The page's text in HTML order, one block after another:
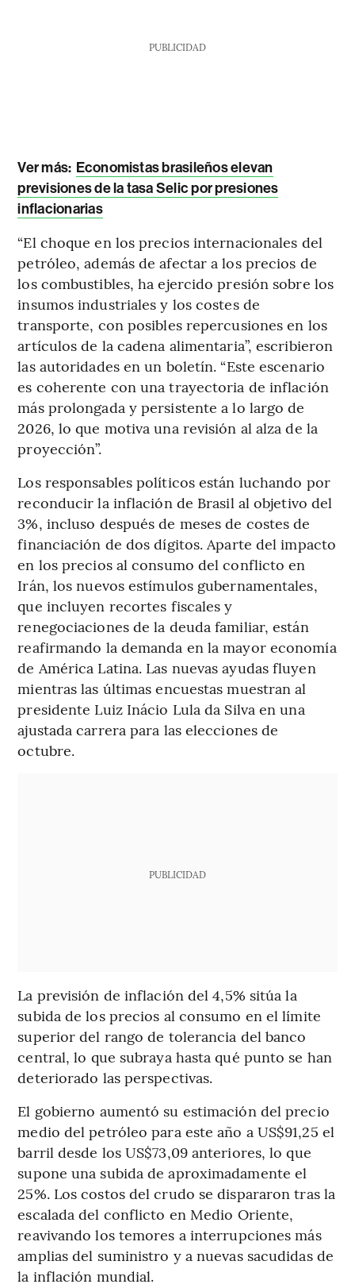
PUBLICIDAD
Ver más: Economistas brasileños elevan
previsiones de la tasa Selic por presiones
inflacionarias
“El choque en los precios internacionales del
petróleo, además de afectar a los precios de
los combustibles, ha ejercido presión sobre los
insumos industriales y los costes de
transporte, con posibles repercusiones en los
artículos de la cadena alimentaria”, escribieron
las autoridades en un boletín. “Este escenario
es coherente con una trayectoria de inflación
más prolongada y persistente a lo largo de
2026, lo que motiva una revisión al alza de la
proyección”.
Los responsables políticos están luchando por
reconducir la inflación de Brasil al objetivo del
3%, incluso después de meses de costes de
financiación de dos dígitos. Aparte del impacto
en los precios al consumo del conflicto en
Irán, los nuevos estímulos gubernamentales,
que incluyen recortes fiscales y
renegociaciones de la deuda familiar, están
reafirmando la demanda en la mayor economía
de América Latina. Las nuevas ayudas fluyen
mientras las últimas encuestas muestran al
presidente Luiz Inácio Lula da Silva en una
ajustada carrera para las elecciones de
octubre.
PUBLICIDAD
La previsión de inflación del 4,5% sitúa la
subida de los precios al consumo en el límite
superior del rango de tolerancia del banco
central, lo que subraya hasta qué punto se han
deteriorado las perspectivas.
El gobierno aumentó su estimación del precio
medio del petróleo para este año a US$91,25 el
barril desde los US$73,09 anteriores, lo que
supone una subida de aproximadamente el
25%. Los costos del crudo se dispararon tras la
escalada del conflicto en Medio Oriente,
reavivando los temores a interrupciones más
amplias del suministro y a nuevas sacudidas de
la inflación mundial.